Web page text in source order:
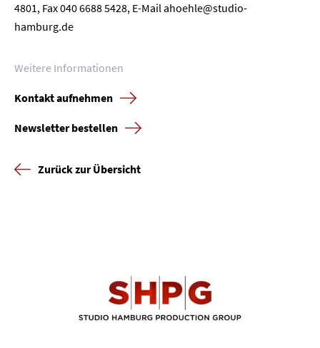
4801, Fax 040 6688 5428, E-Mail ahoehle@studio-
hamburg.de
Weitere Informationen
Kontakt aufnehmen
Newsletter bestellen
Zurück zur Übersicht